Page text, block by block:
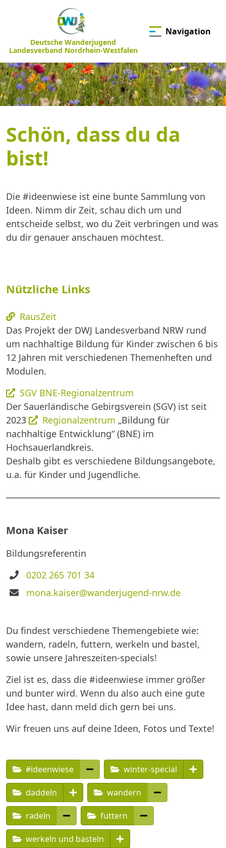
Deutsche Wanderjugend
Landesverband Nordrhein-Westfalen
Navigation
Schön, dass du da
bist!
Die #ideenwiese ist eine bunte Sammlung von
Ideen. Nimm dir Zeit, schau dich um und
entscheide selbst, wo du Zeit verbringen und was
du dir genauer anschauen möchtest.
Nützliche Links
RausZeit
Das Projekt der DWJ Landesverband NRW rund
um nachhaltige Bildung für Kinder zwischen 6 bis
12 Jahren mit verschiedenen Themenheften und
Modulen.
SGV BNE-Regionalzentrum
Der Sauerländische Gebirgsverein (SGV) ist seit
2023
Regionalzentrum „Bildung für
nachhaltige Entwicklung“ (BNE) im
Hochsauerlandkreis.
Deshalb gibt es verschiedene Bildungsangebote,
u.a. für Kinder und Jugendliche.
Mona Kaiser
Bildungsreferentin
Telefon
0202 265 701 34
E-
mona.kaiser@wanderjugend-nrw.de
Du findest verschiedene Themengebiete wie:
wandern, radeln, futtern, werkeln und bastel,
sowie unsere Jahreszeiten-specials!
Ziel ist es, dass die #ideenwiese immer größer
und bunter wird. Wenn du also auch eine gute
Idee hast, dann meld dich gern bei uns.
Wir freuen uns auf deine Ideen, Fotos und Texte!
#ideenwiese winter-special
daddeln wandern
radeln futtern
werkeln und basteln